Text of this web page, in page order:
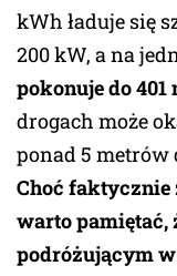
kWh ładuje się
200 kW, a na
pokonuje do
drogach może
ponad 5 metrów
Choć faktycznie
warto pamiętać,
podróżującym